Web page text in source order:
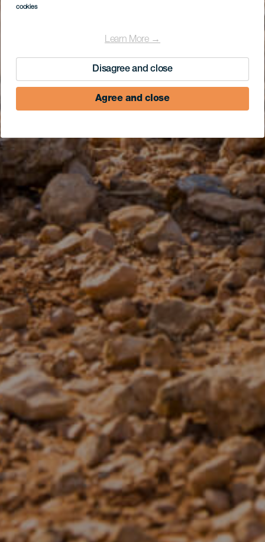
cookies
Learn More →
Disagree and close
Agree and close